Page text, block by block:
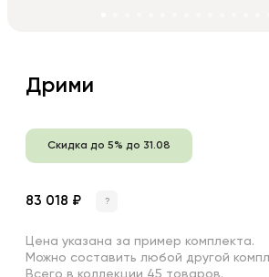
Дрими
Скидка до 5% до 31.08
83 018 ₽ ?
Цена указана за пример комплекта.
Можно составить любой другой
Всего в коллекции 45 товаров.